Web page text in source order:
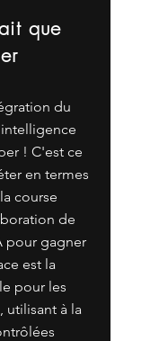
que
du
! C'est ce
en termes
course
de
pour gagner
est la
pour les
utilisant à la